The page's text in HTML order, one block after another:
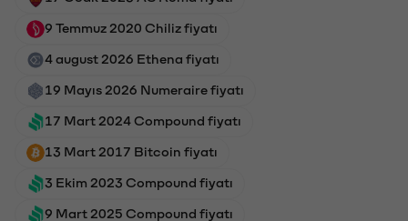
9 Temmuz 2020 Chiliz fiyatı
4 august 2026 Ethena fiyatı
19 Mayıs 2026 Numeraire fiyatı
17 Mart 2024 Compound fiyatı
13 Mart 2017 Bitcoin fiyatı
3 Ekim 2023 Compound fiyatı
9 Mart 2025 Compound fiyatı